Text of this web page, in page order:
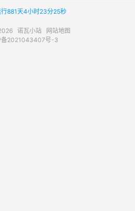
行881天4小时23分25秒
诺瓦小站
网站地图
备2021043407号-3